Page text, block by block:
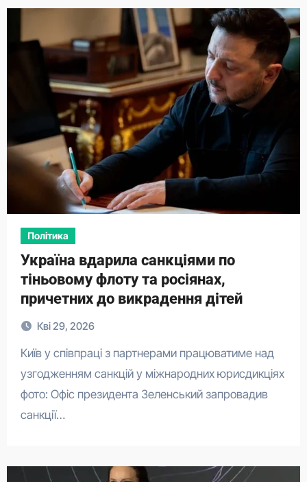
Політика
Україна вдарила санкціями по
тіньовому флоту та росіянах,
причетних до викрадення дітей
Кві 29, 2026
Київ у співпраці з партнерами працюватиме над
узгодженням санкцій у міжнародних юрисдикціях
фото: Офіс президента Зеленський запровадив
санкції…